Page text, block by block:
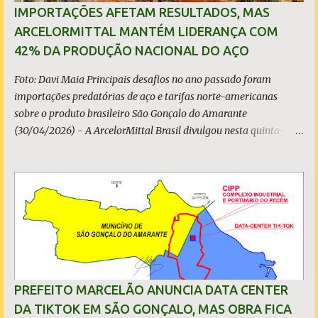
IMPORTAÇÕES AFETAM RESULTADOS, MAS
ARCELORMITTAL MANTÉM LIDERANÇA COM
42% DA PRODUÇÃO NACIONAL DO AÇO
Foto: Davi Maia Principais desafios no ano passado foram
importações predatórias de aço e tarifas norte-americanas
sobre o produto brasileiro São Gonçalo do Amarante
(30/04/2026) - A ArcelorMittal Brasil divulgou nesta quinta-
predatórias, sobretudo da China, e as tarifas impostas pelo
Governo dos Estados Unidos afetaram os resultados financeiros
e operacionais da organização e de todo o setor do aço brasileiro.
Ainda assim, a empresa manteve-se como líder no Brasil, com
42% da produção nacional de aço bruto, os investimentos
programados e permaneceu firme em seus valores de segurança,
sustentabilidade, qualidade e liderança. A produção total de aço
somou 15,14 milhões de toneladas – um recuo de 1,3% em
PREFEITO MARCELÃO ANUNCIA DATA CENTER
DA TIKTOK EM SÃO GONÇALO, MAS OBRA FICA